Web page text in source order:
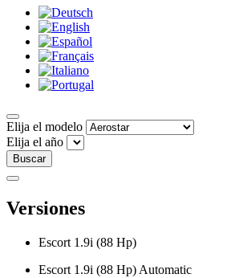
Elija el modelo
Elija el año
Buscar
Versiones
Escort 1.9i (88 Hp)
Escort 1.9i (88 Hp) Automatic